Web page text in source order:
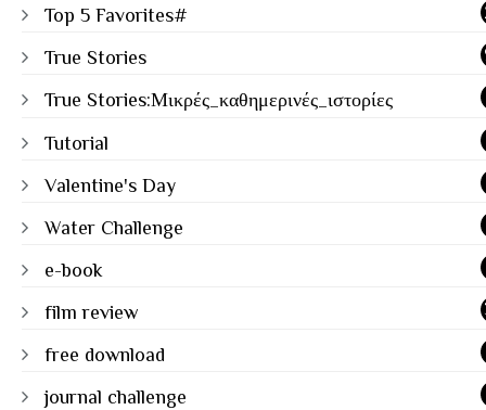
Top 5 Favorites#
True Stories
True Stories:Μικρές_καθημερινές_ιστορίες
Tutorial
Valentine's Day
Water Challenge
e-book
film review
free download
journal challenge